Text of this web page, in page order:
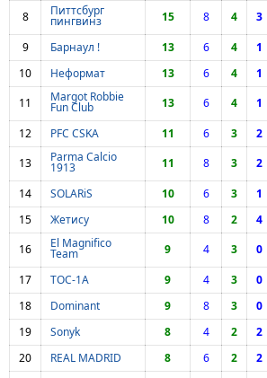
8
Питтсбург
пингвинз 15 8 4 3
9
Барнаул ! 13 6 4 1
10
Неформат 13 6 4 1
11
Margot Robbie
Fun Club 13 6 4 1
12
PFC CSKA 11 6 3 2
13
Parma Calcio
1913 11 8 3 2
14
SOLARiS 10 6 3 1
15
Жетису 10 8 2 4
16
El Magnifico
Team 9 4 3 0
17
ТОС-1А 9 4 3 0
18
Dominant 9 8 3 0
19
Sonyk 8 4 2 2
20
REAL MADRID 8 6 2 2